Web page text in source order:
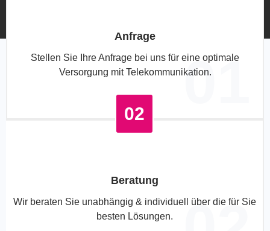
Anfrage
Stellen Sie Ihre Anfrage bei uns für eine optimale
Versorgung mit Telekommunikation.01
02
Beratung
Wir beraten Sie unabhängig & individuell über die für Sie
besten Lösungen.